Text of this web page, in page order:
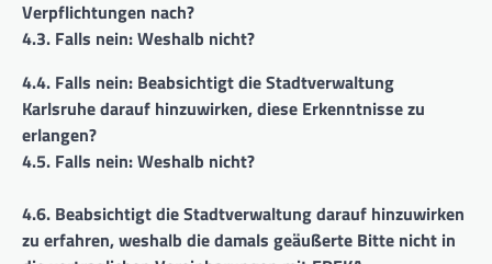
Verpflichtungen nach?
4.3. Falls nein: Weshalb nicht?
4.4. Falls nein: Beabsichtigt die Stadtverwaltung
Karlsruhe darauf hinzuwirken, diese Erkenntnisse zu
erlangen?
4.5. Falls nein: Weshalb nicht?
4.6. Beabsichtigt die Stadtverwaltung darauf hinzuwirken
zu erfahren, weshalb die damals geäußerte Bitte nicht in